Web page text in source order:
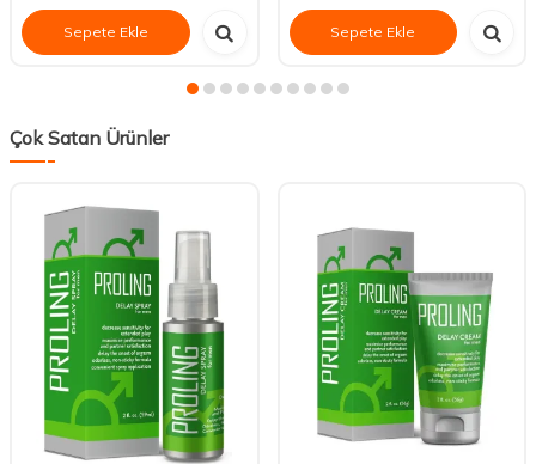
Sepete Ekle Sepete Ekle
Çok Satan Ürünler